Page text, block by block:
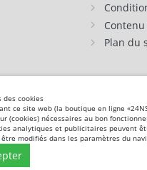
Plan du
Uni, Hongrie,
, République tchèque, Roumanie,
un médicament. Non destiné à
des cookies
ce site web (la boutique en ligne
(cookies) nécessaires au bon
analytiques et publicitaires peuvent
modifiés dans les paramètres du